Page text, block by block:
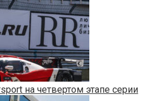
на четвертом этапе серии